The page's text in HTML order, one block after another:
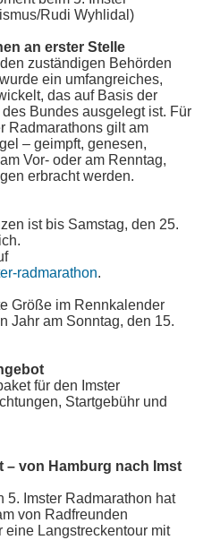
Rudi Wyhlidal)
an erster Stelle
zuständigen Behörden
ein umfangreiches,
das auf Basis der
Bundes ausgelegt ist. Für
Radmarathons gilt am
– geimpft, genesen,
Vor- oder am Renntag,
erbracht werden.
ist bis Samstag, den 25.
radmarathon.
Größe im Rennkalender
Jahr am Sonntag, den 15.
für den Imster
Startgebühr und
– von Hamburg nach Imst
5. Imster Radmarathon hat
von Radfreunden
eine Langstreckentour mit